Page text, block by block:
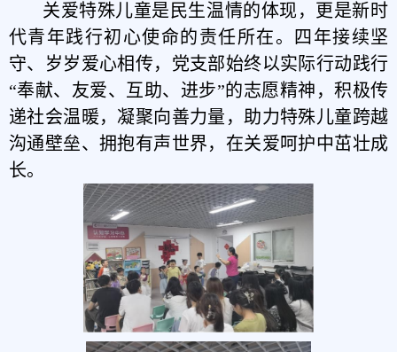
关爱特殊儿童是民生温情的体现，更是新时
代青年践行初心使命的责任所在。四年接续坚
守、岁岁爱心相传，党支部始终以实际行动践行
“奉献、友爱、互助、进步”的志愿精神，积极传
递社会温暖，凝聚向善力量，助力特殊儿童跨越
沟通壁垒、拥抱有声世界，在关爱呵护中茁壮成
长。